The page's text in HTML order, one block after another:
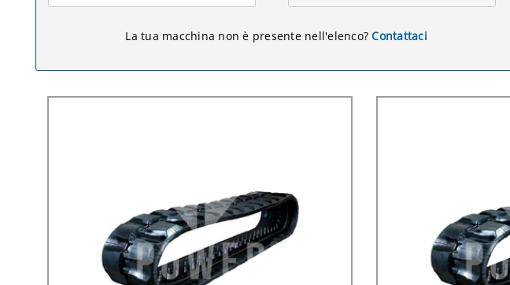
La tua macchina non è presente nell'elenco?Contattaci